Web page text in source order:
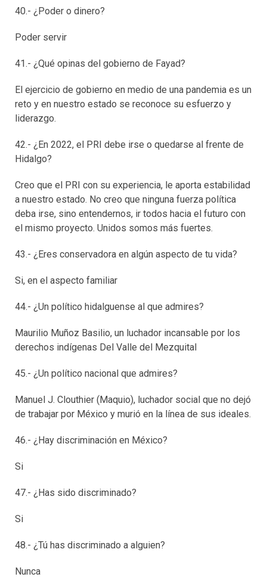
40.- ¿Poder o dinero?
Poder servir
41.- ¿Qué opinas del gobierno de Fayad?
El ejercicio de gobierno en medio de una pandemia es un
reto y en nuestro estado se reconoce su esfuerzo y
liderazgo.
42.- ¿En 2022, el PRI debe irse o quedarse al frente de
Hidalgo?
Creo que el PRI con su experiencia, le aporta estabilidad
a nuestro estado. No creo que ninguna fuerza política
deba irse, sino entendernos, ir todos hacia el futuro con
el mismo proyecto. Unidos somos más fuertes.
43.- ¿Eres conservadora en algún aspecto de tu vida?
Si, en el aspecto familiar
44.- ¿Un político hidalguense al que admires?
Maurilio Muñoz Basilio, un luchador incansable por los
derechos indígenas Del Valle del Mezquital
45.- ¿Un político nacional que admires?
Manuel J. Clouthier (Maquio), luchador social que no dejó
de trabajar por México y murió en la línea de sus ideales.
46.- ¿Hay discriminación en México?
Si
47.- ¿Has sido discriminado?
Si
48.- ¿Tú has discriminado a alguien?
Nunca